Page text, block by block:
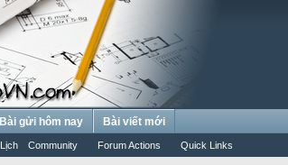
Lịch Community Forum Actions Quick Links
Bài gửi hôm nay Bài viết mới